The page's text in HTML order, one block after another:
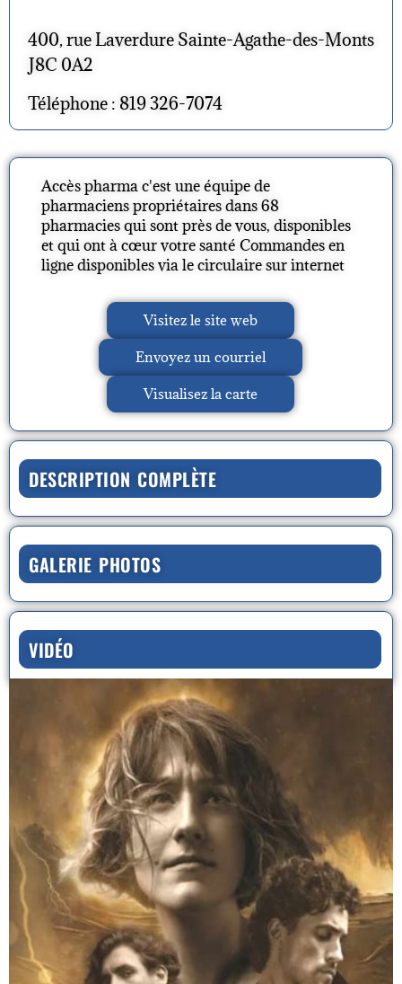
400, rue Laverdure Sainte-Agathe-des-Monts
J8C 0A2
Téléphone : 819 326-7074
Accès pharma c'est une équipe de
pharmaciens propriétaires dans 68
pharmacies qui sont près de vous, disponibles
et qui ont à cœur votre santé Commandes en
ligne disponibles via le circulaire sur internet
Visitez le site web
Envoyez un courriel
Visualisez la carte
DESCRIPTION COMPLÈTE
GALERIE PHOTOS
VIDÉO